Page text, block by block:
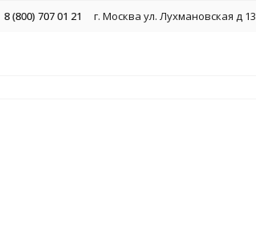
8 (800) 707 01 21 г. Москва ул. Лухмановская д 13